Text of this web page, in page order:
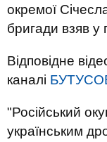
окремої
бригади взяв у
Відповідне
каналі
"Російський
українським